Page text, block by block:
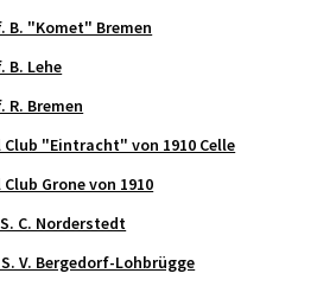
B. "Komet" Bremen
B. Lehe
R. Bremen
Club "Eintracht" von 1910 Celle
Grone von 1910
S. C. Norderstedt
S. V. Bergedorf-Lohbrügge